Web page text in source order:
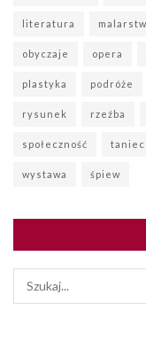
literatura
obyczaje opera
plastyka podróże
rysunek rzeźba
społeczność taniec
wystawa śpiew